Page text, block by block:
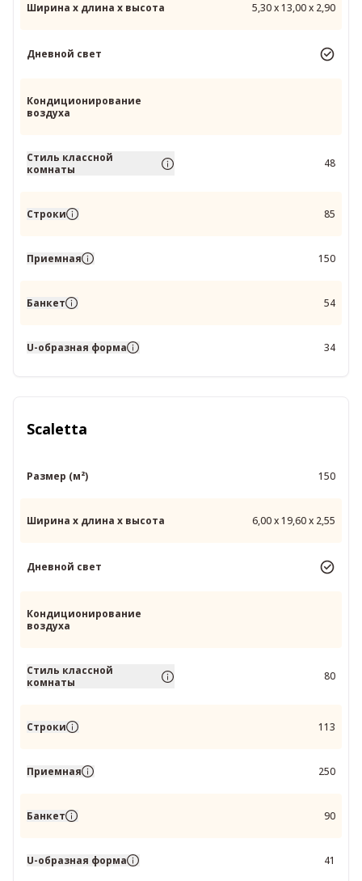
Ширина x длина x высота 5,30 x 13,00 x 2,90
Дневной свет
Кондиционирование
воздуха
Стиль классной
комнаты
48
Строки 85
Приемная 150
Банкет 54
U-образная форма 34
Scaletta
Размер (м²) 150
Ширина x длина x высота 6,00 x 19,60 x 2,55
Дневной свет
Кондиционирование
воздуха
Стиль классной
комнаты
80
Строки 113
Приемная 250
Банкет 90
U-образная форма 41